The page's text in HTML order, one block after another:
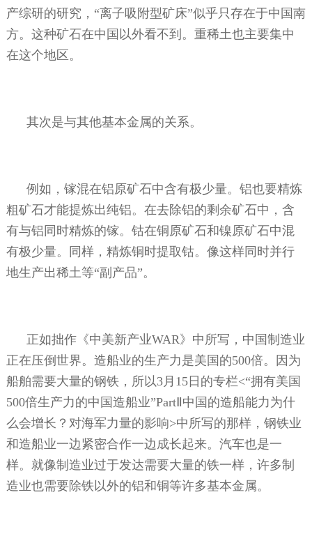
产综研的研究，“离子吸附型矿床”似乎只存在于中国南
方。这种矿石在中国以外看不到。重稀土也主要集中
在这个地区。
其次是与其他基本金属的关系。
例如，镓混在铝原矿石中含有极少量。铝也要精炼
粗矿石才能提炼出纯铝。在去除铝的剩余矿石中，含
有与铝同时精炼的镓。钴在铜原矿石和镍原矿石中混
有极少量。同样，精炼铜时提取钴。像这样同时并行
地生产出稀土等“副产品”。
正如拙作《中美新产业WAR》中所写，中国制造业
正在压倒世界。造船业的生产力是美国的500倍。因为
船舶需要大量的钢铁，所以3月 15日的专栏<“拥有美国
500倍生产力的中国造船业”PartⅡ中国的造船能力为什
么会增长？对海军力量的影响>中所写的那样，钢铁业
和造船业一边紧密合作一边成长起来。汽车也是一
样。就像制造业过于发达需要大量的铁一样，许多制
造业也需要除铁以外的铝和铜等许多基本金属。